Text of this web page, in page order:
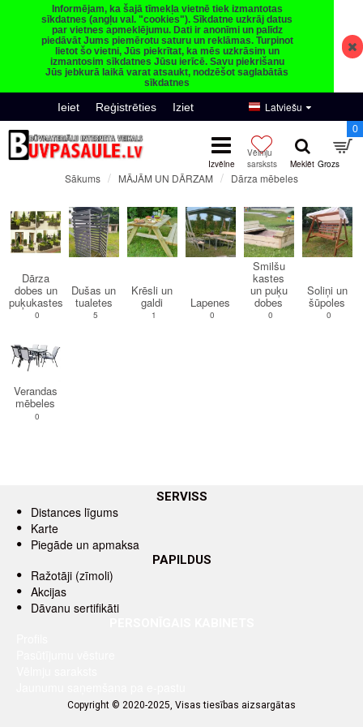
Informējam, ka šajā tīmekļa vietnē tiek izmantotas
sīkdatnes (angļu val. "cookies"). Sīkdatne uzkrāj datus
par vietnes apmeklējumu. Dati ir anonīmi un palīdz
piedāvāt Jums piemērotu saturu un reklāmas. Turpinot
lietot šo vietni, Jūs piekrītat, ka mēs uzkrāsim un
izmantosim sīkdatnes Jūsu ierīcē. Savu piekrišanu
Jūs jebkurā laikā varat atsaukt, nodzēšot saglabātās
sīkdatnes
Ieiet Reģistrēties Iziet Latviešu
0
Sākums MĀJĀM UN DĀRZAM Dārza mēbeles
Dārza
dobes un
puķukastes
0
Dušas un
tualetes
5
Krēsli un
galdi
1
Lapenes
0
Smilšu
kastes
un puķu
dobes
0
Soliņi un
šūpoles
0
Verandas
mēbeles
0
SERVISS
Distances līgums
Karte
Piegāde un apmaksa
PAPILDUS
Ražotāji (zīmoli)
Akcijas
Dāvanu sertifikāti
Copyright © 2020-2025, Visas tiesības aizsargātas